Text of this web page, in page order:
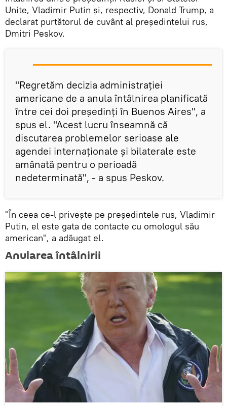
Unite, Vladimir Putin și, respectiv, Donald Trump, a
declarat purtătorul de cuvânt al președintelui rus,
Dmitri Peskov.
"Regretăm decizia administrației
americane de a anula întâlnirea planificată
între cei doi președinți în Buenos Aires", a
spus el. "Acest lucru înseamnă că
discutarea problemelor serioase ale
agendei internaționale și bilaterale este
amânată pentru o perioadă
nedeterminată", - a spus Peskov.
"În ceea ce-l privește pe președintele rus, Vladimir
Putin, el este gata de contacte cu omologul său
american", a adăugat el.
Anularea întâlnirii